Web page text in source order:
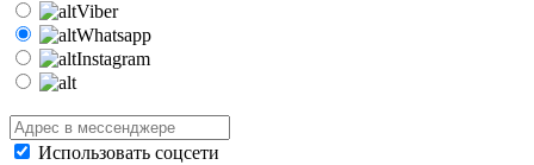
Viber
Whatsapp
Instagram
Использовать соцсети